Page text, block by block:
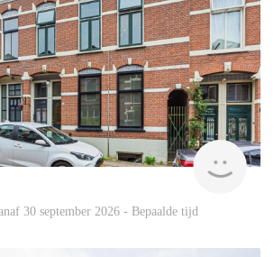
Blinq
30 september 2026 - Bepaalde tijd